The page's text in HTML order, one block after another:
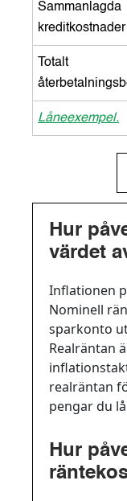
Sammanlagda
kreditkostnader
Totalt
Låneexempel.
Hur
värdet
Inflationen
Nominell
sparkonto
Realräntan
realräntan
pengar du
Hur